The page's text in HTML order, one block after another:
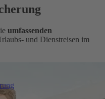
umfassenden
und Dienstreisen im